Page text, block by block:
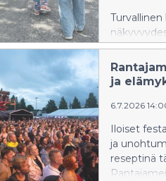
lasten
korostuu.
ja
6.7.2026
Iloiset
ja
reseptinä